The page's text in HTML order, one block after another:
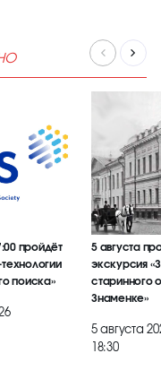
пройдёт
поиска»
5 августа
экскурсия
старинного
Знаменке»
5 августа
18:30